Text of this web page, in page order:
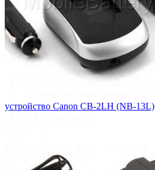
устройство Canon CB-2LH (NB-13L)